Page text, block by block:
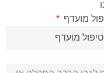
מועדף